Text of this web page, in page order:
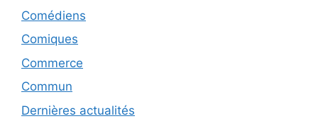
Comédiens
Comiques
Commerce
Commun
Dernières actualités